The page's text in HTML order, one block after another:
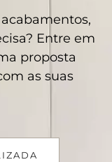
Entre em
proposta
as suas